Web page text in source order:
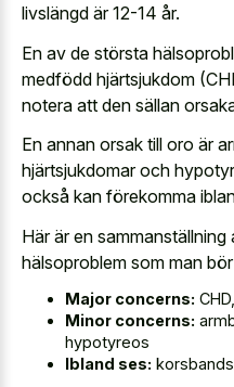
livslängd är 12-14 år.
En av de största
medfödd hjärtsjukdom
notera att den sällan
En annan orsak till oro är
hjärtsjukdomar och
också kan förekomma
Här är en
hälsoproblem som man
Major concerns:
Minor concerns:
hypotyreos
Ibland ses: